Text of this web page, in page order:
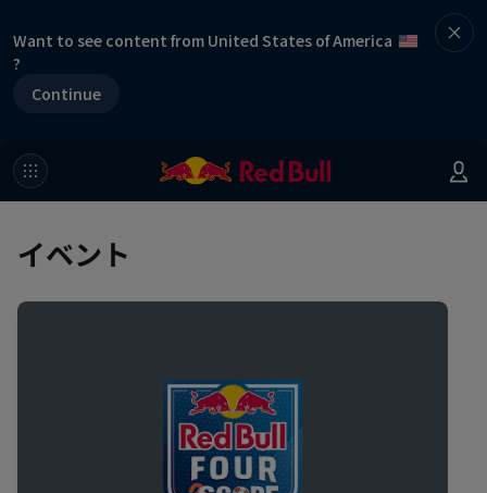
Want to see content from United States of America
?
Continue
イベント